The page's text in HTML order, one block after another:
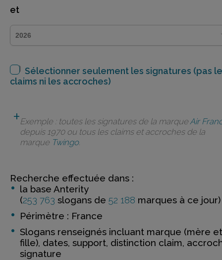
et
Sélectionner seulement les signatures (pas
claims ni les accroches)
Exemple : toutes les signatures de la marqueAir
depuis 1970 ou tous les claims et accroches de la
marque Twingo.
Recherche effectuée dans :
la base Anterity
(253 763 slogans de 52 188 marques à ce jour)
Périmètre : France
Slogans renseignés incluant marque (mère et
fille), dates, support, distinction claim,
signature